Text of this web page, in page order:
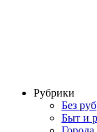
Рубрики
Без
Быт и